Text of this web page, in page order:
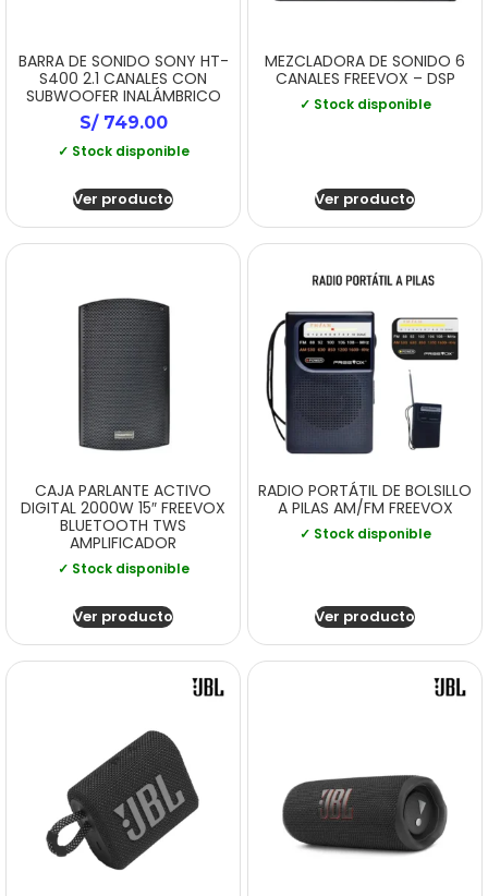
BARRA DE SONIDO SONY HT-
S400 2.1 CANALES CON
SUBWOOFER INALÁMBRICO
S/749.00
✓ Stock disponible
Ver producto
MEZCLADORA DE SONIDO 6
CANALES FREEVOX – DSP
✓ Stock disponible
Ver producto
CAJA PARLANTE ACTIVO
DIGITAL 2000W 15″ FREEVOX
BLUETOOTH TWS
AMPLIFICADOR
✓ Stock disponible
Ver producto
RADIO PORTÁTIL DE BOLSILLO
A PILAS AM/FM FREEVOX
✓ Stock disponible
Ver producto